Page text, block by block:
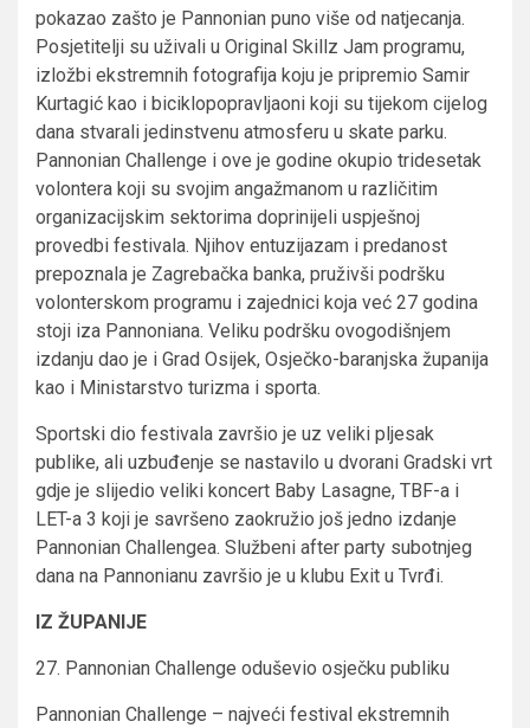
pokazao zašto je Pannonian puno više od natjecanja.
Posjetitelji su uživali u Original Skillz Jam programu,
izložbi ekstremnih fotografija koju je pripremio Samir
Kurtagić kao i biciklopopravljaoni koji su tijekom cijelog
dana stvarali jedinstvenu atmosferu u skate parku.
Pannonian Challenge i ove je godine okupio tridesetak
volontera koji su svojim angažmanom u različitim
organizacijskim sektorima doprinijeli uspješnoj
provedbi festivala. Njihov entuzijazam i predanost
prepoznala je Zagrebačka banka, pruživši podršku
volonterskom programu i zajednici koja već 27 godina
stoji iza Pannoniana. Veliku podršku ovogodišnjem
izdanju dao je i Grad Osijek, Osječko-baranjska županija
kao i Ministarstvo turizma i sporta.
Sportski dio festivala završio je uz veliki pljesak
publike, ali uzbuđenje se nastavilo u dvorani Gradski vrt
gdje je slijedio veliki koncert Baby Lasagne, TBF-a i
LET-a 3 koji je savršeno zaokružio još jedno izdanje
Pannonian Challengea. Službeni after party subotnjeg
dana na Pannonianu završio je u klubu Exit u Tvrđi.
IZ ŽUPANIJE
27. Pannonian Challenge oduševio osječku publiku
Pannonian Challenge – najveći festival ekstremnih